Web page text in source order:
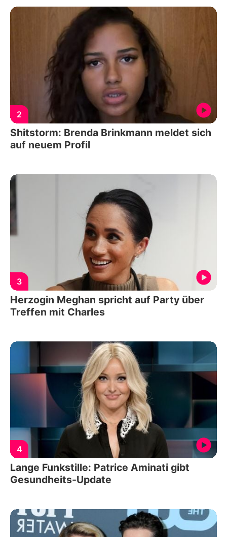
2
Shitstorm: Brenda Brinkmann meldet sich
auf neuem Profil
3
Herzogin Meghan spricht auf Party über
Treffen mit Charles
4
Lange Funkstille: Patrice Aminati gibt
Gesundheits-Update